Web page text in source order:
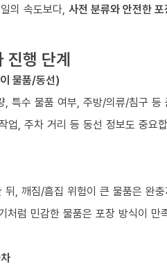
의 속도보다, 사전 분류와 안전한
진행 단계
물품/동선)
, 특수 물품 여부, 주방/의류/침구
업, 주차 거리 등 동선 정보도 중요
뒤, 깨짐/흠집 위험이 큰 물품은 완
처럼 민감한 물품은 포장 방식이 만